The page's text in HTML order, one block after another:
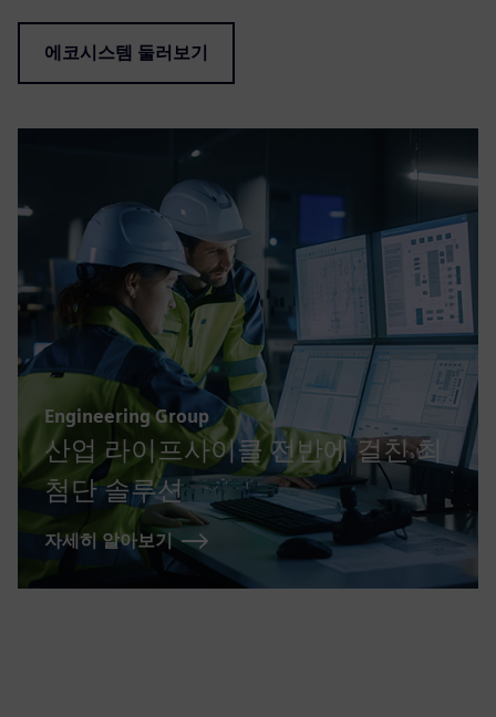
에코시스템 둘러보기
Engineering Group
산업 라이프사이클 전반에 걸친 최
첨단 솔루션
자세히 알아보기